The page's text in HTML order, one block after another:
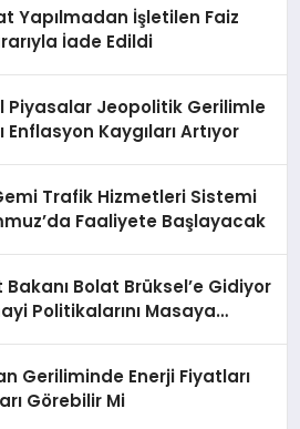
Yapılmadan İşletilen Faiz
İade Edildi
Piyasalar Jeopolitik Gerilimle
Enflasyon Kaygıları Artıyor
Trafik Hizmetleri Sistemi
Faaliyete Başlayacak
Bolat Brüksel’e Gidiyor
Politikalarını Masaya
Geriliminde Enerji Fiyatları
Görebilir Mi